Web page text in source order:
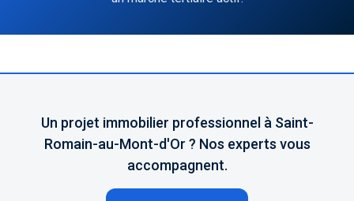
Un projet immobilier professionnel à Saint-
Romain-au-Mont-d'Or ? Nos experts vous
accompagnent.